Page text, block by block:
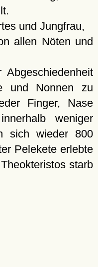
und Jungfrau,
Nöten und
und Nonnen zu
Finger, Nase
weniger
sich wieder 800
Pelekete erlebte
starb